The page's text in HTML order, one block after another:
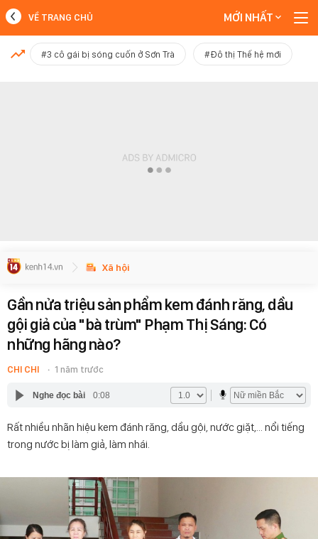
MỚI NHẤT
VỀ TRANG CHỦ MỚI NHẤT
#3 cô gái bị sóng cuốn ở Sơn Trà #Đô thị Thế hệ mới
Xã hội
Gần nửa triệu sản phẩm kem đánh răng, dầu
gội giả của "bà trùm" Phạm Thị Sáng: Có
những hãng nào?
CHI CHI 1 năm trước
Nghe đọc bài 0:08
Rất nhiều nhãn hiệu kem đánh răng, dầu gội, nước giặt,... nổi tiếng
trong nước bị làm giả, làm nhái.